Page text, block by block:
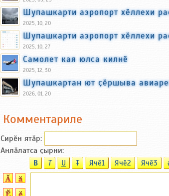
Шупашкарти аэропорт хӗллехи
2025, 10, 20
Шупашкарти аэропорт хӗллехи
2025, 10, 27
Самолет кая юлса килнӗ
2025, 12, 30
Шупашкартан ют ҫӗршыва
2026, 01, 20
Комментариле
Сирӗн ятӑp:
Анлӑлатса ҫырни:
B T U T Ячӗ1 Ячӗ2 Ячӗ3